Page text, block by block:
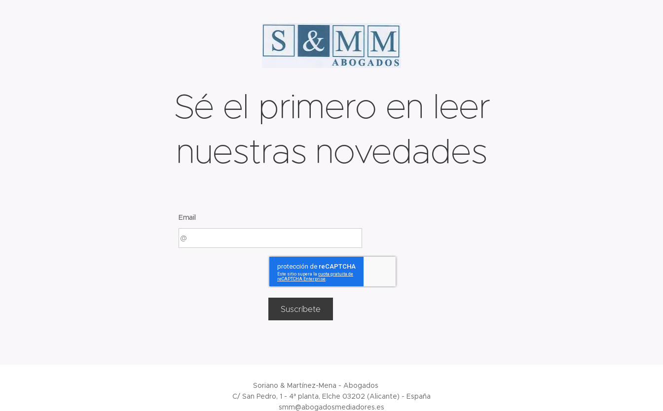
Sé el primero en leer
nuestras novedades
Email
Suscríbete
Soriano & Martínez-Mena - Abogados
C/ San Pedro, 1 - 4ª planta, Elche 03202 (Alicante) - España
smm@abogadosmediadores.es